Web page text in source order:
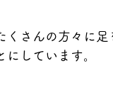
さんの方々に足
しています。